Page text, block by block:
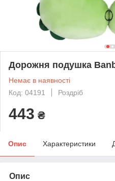
Дорожня подушка
Немає в наявності
Код: 04191
Роздріб
443 ₴
Опис Характеристики
Опис